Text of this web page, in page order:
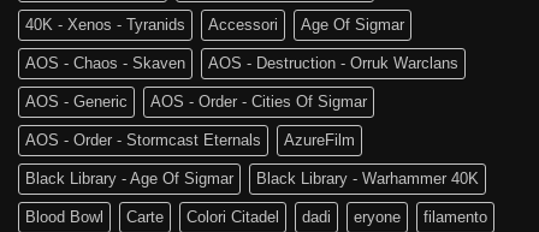
40K - Xenos - Tyranids Accessori Age Of Sigmar
AOS - Chaos - Skaven AOS - Destruction - Orruk Warclans
AOS - Generic AOS - Order - Cities Of Sigmar
AOS - Order - Stormcast Eternals AzureFilm
Black Library - Age Of Sigmar Black Library - Warhammer 40K
Blood Bowl Carte Colori Citadel dadi eryone filamento